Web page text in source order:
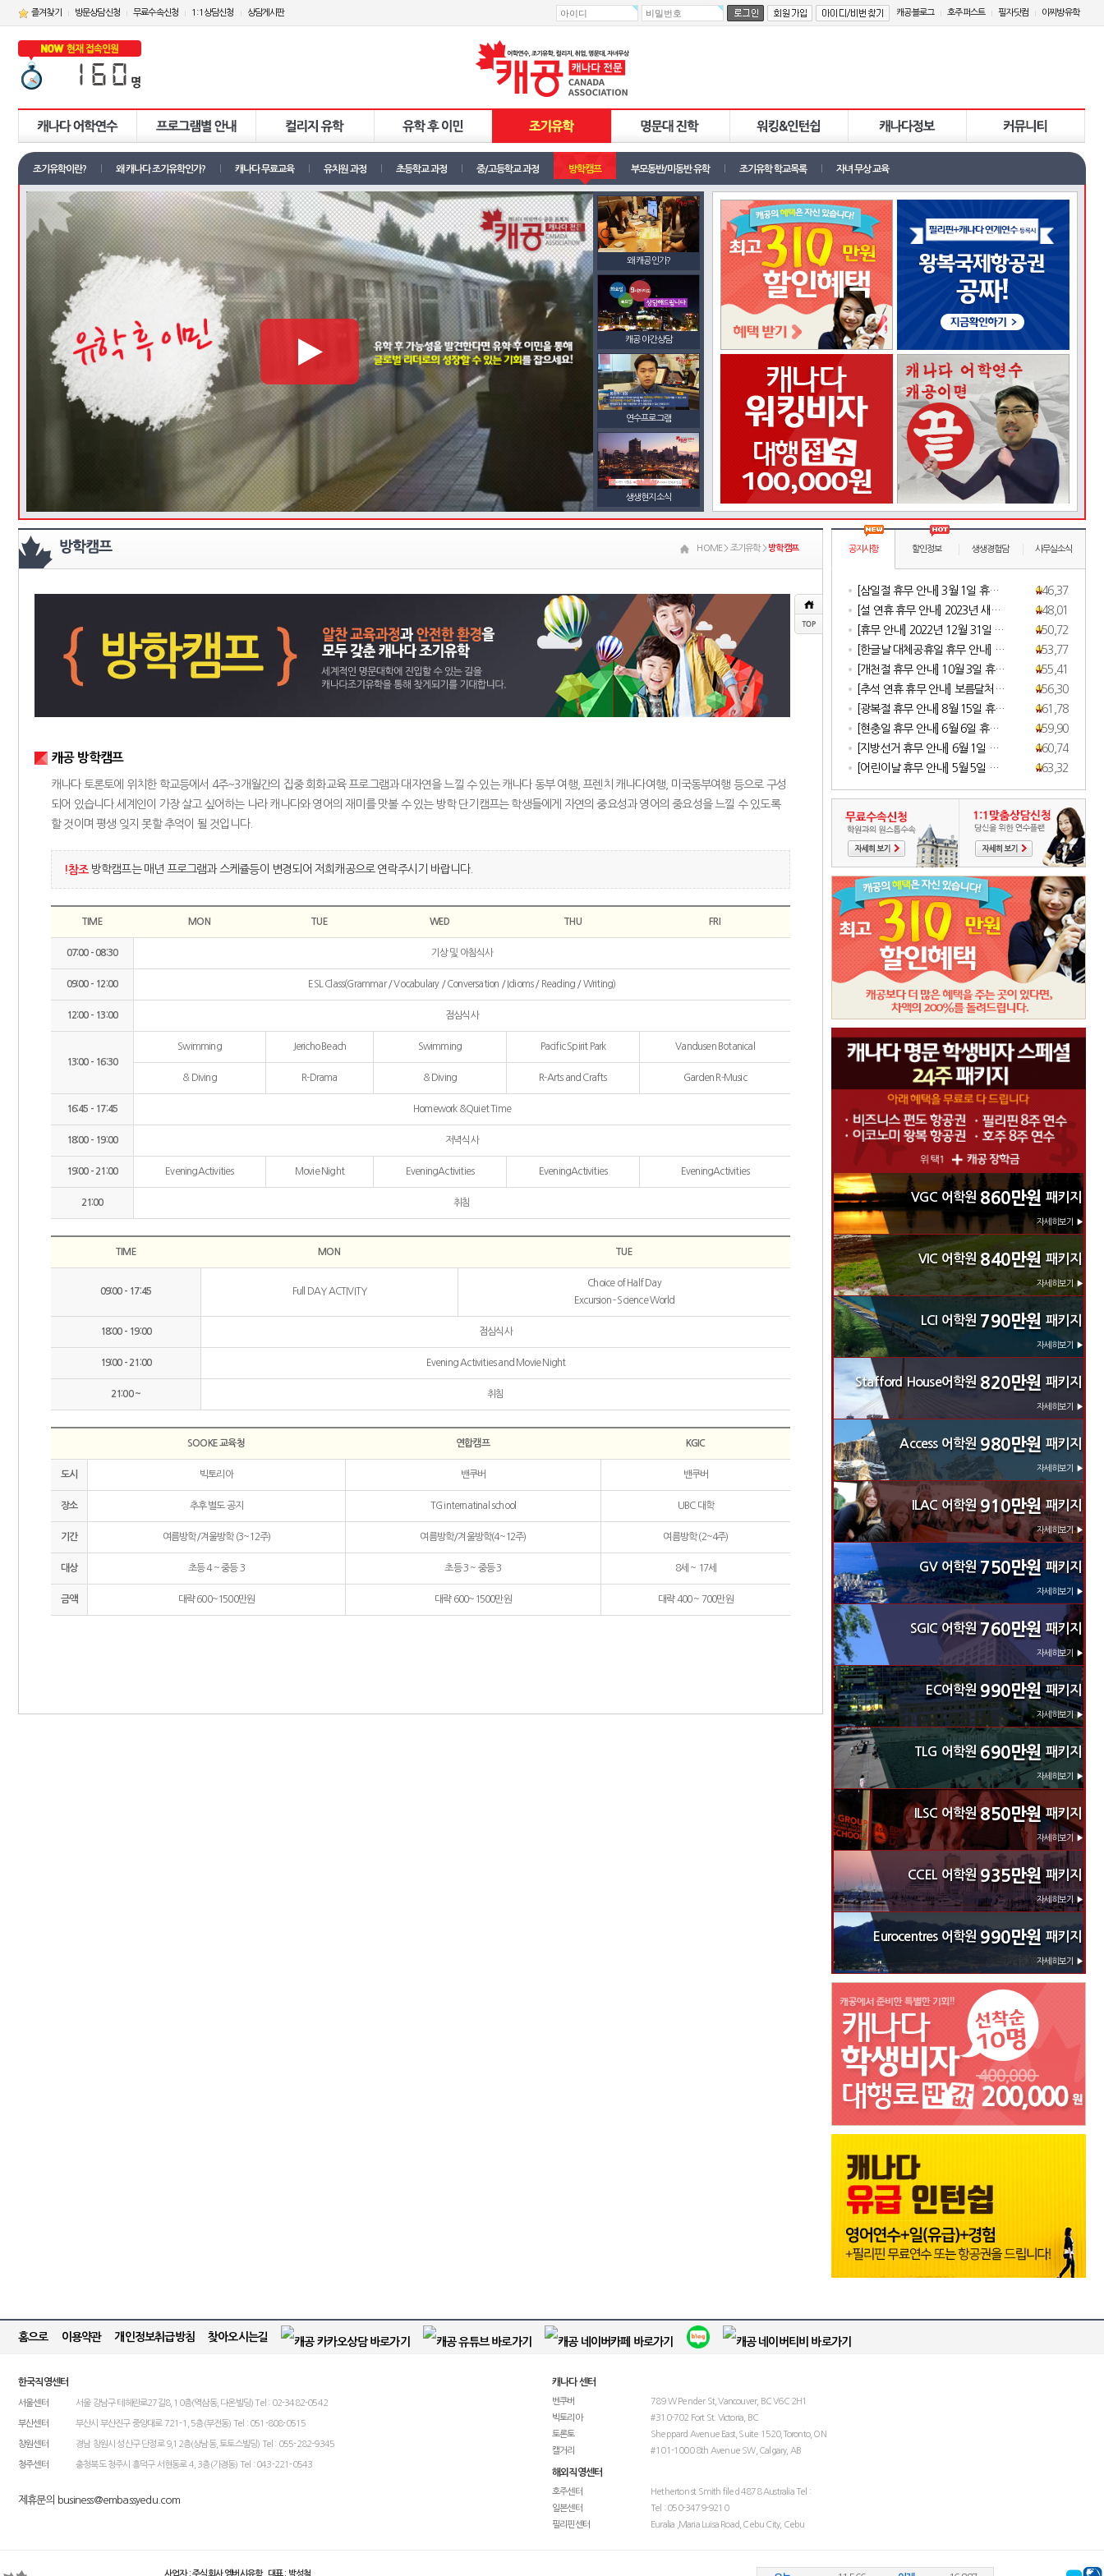
즐겨찾기 방문상담신청 무료수속신청 1:1상담신청 상담게시판 캐공블로그 호주퍼스트 필자닷컴 이찌방유학
조기유학이란? 왜 캐나다 조기유학인가? 캐나다 무료교육 유치원 과정 초등학교 과정 중/고등학교 과정 방학캠프 부모동반/미동반 유학 조기유학 학교목록 자녀 무상 교육
왜 캐공인가?
캐공 야간상담
연수프로그램
생생현지소식
공지사항 할인정보 생생경험담 사무실소식
[삼일절 휴무 안내] 3월 1일 휴…
146,373
[설 연휴 휴무 안내] 2023년 새…
148,011
[휴무 안내] 2022년 12월 31일 …
150,725
[한글날 대체공휴일 휴무 안내] …
153,779
[개천절 휴무 안내] 10월 3일 휴…
155,410
[추석 연휴 휴무 안내] 보름달처…
156,302
[광복절 휴무 안내] 8월 15일 휴…
161,786
[현충일 휴무 안내] 6월 6일 휴…
159,901
[지방선거 휴무 안내] 6월 1일 …
160,745
[어린이날 휴무 안내] 5월 5일 …
163,329
VGC 어학원 860만원 패키지
자세히보기 ▶
VIC 어학원 840만원 패키지
자세히보기 ▶
LCI 어학원 790만원 패키지
자세히보기 ▶
Stafford House어학원 820만원 패키지
자세히보기 ▶
Access 어학원 980만원 패키지
자세히보기 ▶
ILAC 어학원 910만원 패키지
자세히보기 ▶
GV 어학원 750만원 패키지
자세히보기 ▶
SGIC 어학원 760만원 패키지
자세히보기 ▶
EC어학원 990만원 패키지
자세히보기 ▶
TLG 어학원 690만원 패키지
자세히보기 ▶
ILSC 어학원 850만원 패키지
자세히보기 ▶
CCEL 어학원 935만원 패키지
자세히보기 ▶
Eurocentres 어학원 990만원 패키지
자세히보기 ▶
HOME > 조기유학 > 방학캠프
캐공 방학캠프
캐나다 토론토에 위치한 학교등에서 4주~3개월간의 집중 회화교육 프로그램과 대자연을 느낄 수 있는 캐나다 동부 여행, 프렌치 캐나다여행, 미국동부여행 등으로 구성
되어 있습니다.세계인이 가장 살고 싶어하는 나라 캐나다와 영어의 재미를 맛볼 수 있는 방학 단기캠프는 학생들에게 자연의 중요성과 영어의 중요성을 느낄 수 있도록
할 것이며 평생 잊지 못할 추억이 될 것입니다.
!참조 방학캠프는 매년 프로그램과 스케쥴등이 변경되어 저희캐공으로 연락주시기 바랍니다.
TIME MON TUE WED THU FRI
07:00 - 08:30 기상 및 아침식사
09:00 - 12:00 ESL Class(Grammar / Vocabulary / Conversation / Idioms / Reading / Writing)
12:00 - 13:00 점심식사
13:00 - 16:30
Swimming Jericho Beach Swimming Pacific Spirit Park Vandusen Botanical
& Diving R-Drama & Diving R-Arts and Crafts Garden R-Music
16:45 - 17:45 Homework &Quiet Time
18:00 - 19:00 저녁식사
19:00 - 21:00 EveningActivities Movie Night EveningActivities EveningActivities EveningActivities
21:00 취침
TIME MON TUE
09:00 - 17:45 Full DAY ACTIVITY
Choice of Half Day
Excursion - Science World
18:00 - 19:00 점심식사
19:00 - 21:00 Evening Activities and Movie Night
21:00 ~ 취침
SOOKE 교육청 연합캠프 KGIC
도시 빅토리아 밴쿠버 밴쿠버
장소 추후 별도 공지 TG internatinal school UBC 대학
기간 여름방학/겨울방학 (3~12주) 여름방학/겨울방학(4~12주) 여름방학 (2~4주)
대상 초등 4 ~ 중등 3 초등 3 ~ 중등 3 8세 ~ 17세
금액 대략 600~1500만원 대략 600~1500만원 대략 400 ~ 700만원
홈으로 이용약관 개인정보취급방침 찾아오시는길
한국직영센터
서울센터 서울 강남구 테헤란로27길8, 10층(역삼동, 다온빌딩) Tel : 02-3482-0542
부산센터 부산시 부산진구 중앙대로 721-1, 5층(부전동) Tel : 051-808-0515
창원센터 경남 창원시 성산구 단정로 9,12층(상남동, 토토스빌딩) Tel : 055-282-9345
청주센터 충청북도 청주시 흥덕구 서현동로 4, 3층(가경동) Tel : 043-221-0543
제휴문의 business@embassyedu.com
캐나다 센터
벤쿠버
789 W Pender St, Vancouver, BC V6C 2H1
빅토리아
#310-702 Fort St. Victoria, BC
토론토
Sheppard Avenue East, Suite 1520,Toronto, ON
캘거리
#101-1000 8th Avenue SW, Calgary, AB
해외직영센터
호주센터
Hetherton st Smith filed 4878 Australia Tel :
일본센터
Tel : 050-3479-9210
필리핀센터
Euralia ,Maria Luisa Road, Cebu City, Cebu